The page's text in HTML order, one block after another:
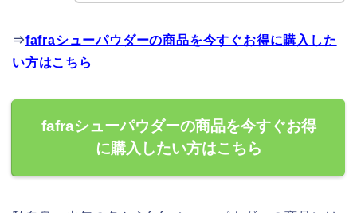
⇒fafraシューパウダーの商品を今すぐお得に購入した
い方はこちら
fafraシューパウダーの商品を今すぐお得
に購入したい方はこちら